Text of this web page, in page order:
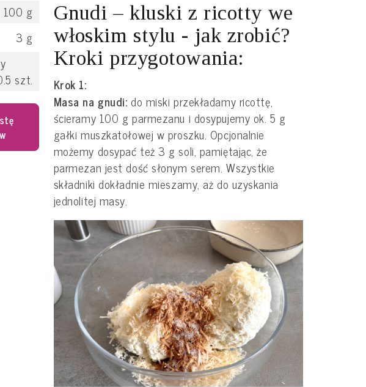
100 g
3 g
szt.
Gnudi – kluski z ricotty we
włoskim stylu - jak zrobić?
Kroki przygotowania:
Krok 1:
Masa na gnudi: do miski przekładamy ricottę,
ścieramy 100 g parmezanu i dosypujemy ok. 5 g
gałki muszkatołowej w proszku. Opcjonalnie
możemy dosypać też 3 g soli, pamiętając, że
parmezan jest dość słonym serem. Wszystkie
składniki dokładnie mieszamy, aż do uzyskania
jednolitej masy.